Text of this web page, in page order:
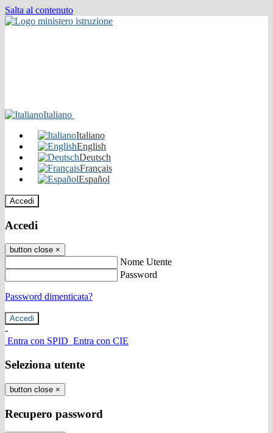
Salta al contenuto
Italiano
Italiano
English
Deutsch
Français
Español
Accedi
Accedi
button close ×
Nome Utente
Password
Password dimenticata?
-
Entra con SPID Entra con CIE
Seleziona utente
button close ×
Recupero password